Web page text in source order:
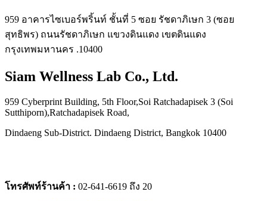
959 อาคารไซเบอร์พริ้นท์ ชั้นที่ 5 ซอย รัชดาภิเษก 3 (ซอย
สุทธิพร) ถนนรัชดาภิเษก แขวงดินแดง เขตดินแดง
กรุงเทพมหานคร .10400
Siam Wellness Lab Co., Ltd.
959 Cyberprint Building, 5th Floor,Soi Ratchadapisek 3 (Soi
Sutthiporn),Ratchadapisek Road,
Dindaeng Sub-District. Dindaeng District, Bangkok 10400
โทรศัพท์ร้านค้า : 02-641-6619 ถึง 20